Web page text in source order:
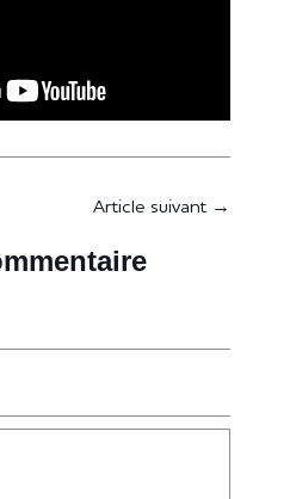
Article suivant →